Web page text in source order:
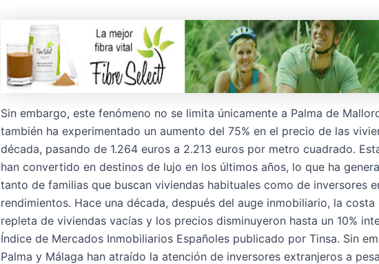
Sin embargo, este fenómeno no se limita únicamente a Palma de
también ha experimentado un aumento del 75% en el precio de las
década, pasando de 1.264 euros a 2.213 euros por metro cuadrado.
han convertido en destinos de lujo en los últimos años, lo que ha
tanto de familias que buscan viviendas habituales como de inversores
rendimientos. Hace una década, después del auge inmobiliario, la costa
repleta de viviendas vacías y los precios disminuyeron hasta un 10%
Índice de Mercados Inmobiliarios Españoles publicado por Tinsa. Sin
Palma y Málaga han atraído la atención de inversores extranjeros a